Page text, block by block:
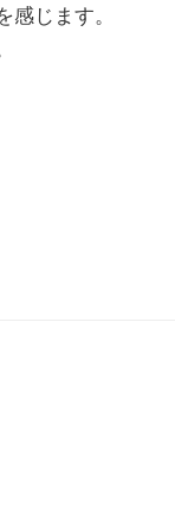
じます。